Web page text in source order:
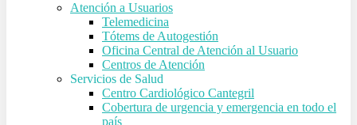
Atención a Usuarios
Telemedicina
Tótems de Autogestión
Oficina Central de Atención al Usuario
Centros de Atención
Servicios de Salud
Centro Cardiológico Cantegril
Cobertura de urgencia y emergencia en todo el
país